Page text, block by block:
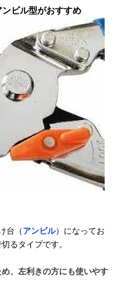
ビル型がおすすめ
台（アンビル）になってお
るタイプです。
、左利きの方にも使いやす